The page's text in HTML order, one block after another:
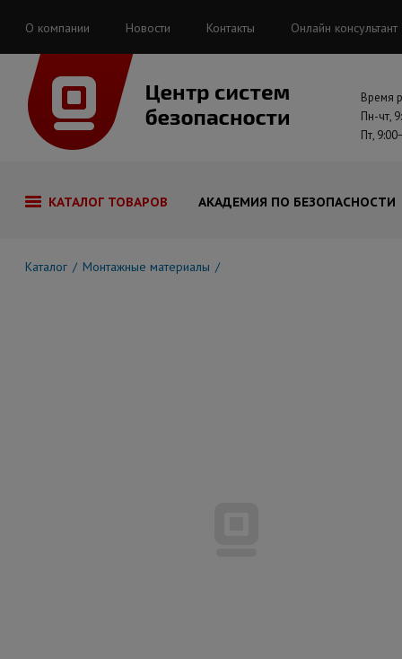
О компании Новости Контакты Онлайн консультант
Время
Пн-чт,
Пт,
КАТАЛОГ ТОВАРОВ АКАДЕМИЯ ПО БЕЗОПАСНОСТИ
Каталог Монтажные материалы